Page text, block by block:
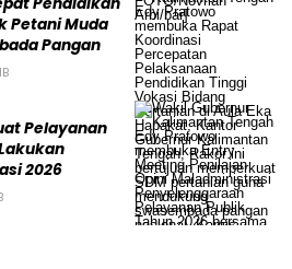
Petani Muda
Pangan
Pelayanan
2026